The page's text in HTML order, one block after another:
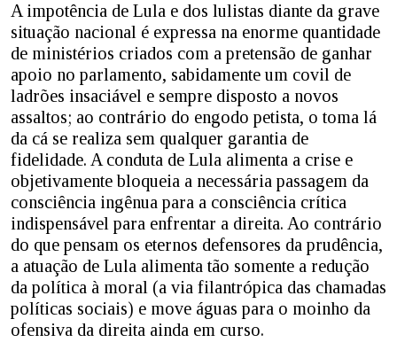
A impotência de Lula e dos lulistas diante da grave
situação nacional é expressa na enorme quantidade
de ministérios criados com a pretensão de ganhar
apoio no parlamento, sabidamente um covil de
ladrões insaciável e sempre disposto a novos
assaltos; ao contrário do engodo petista, o toma lá
da cá se realiza sem qualquer garantia de
fidelidade. A conduta de Lula alimenta a crise e
objetivamente bloqueia a necessária passagem da
consciência ingênua para a consciência crítica
indispensável para enfrentar a direita. Ao contrário
do que pensam os eternos defensores da prudência,
a atuação de Lula alimenta tão somente a redução
da política à moral (a via filantrópica das chamadas
políticas sociais) e move águas para o moinho da
ofensiva da direita ainda em curso.